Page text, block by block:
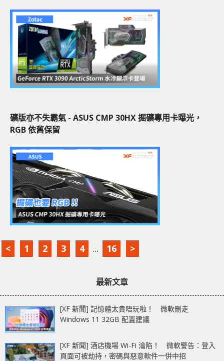
礦版亦不失霸氣 - ASUS CMP 30HX 掘礦專用卡曝光，
RGB 依舊保留
< 1 2 3 4 ... 16 >
最新文章
[XF 新聞] 記憶體太貴唔玩啦！ 微軟刪走
Windows 11 32GB 配置建議
[XF 新聞] 酒店機場 Wi-Fi 淪陷！ 微軟警告：登入
頁面可被劫持，密碼與惡意軟件一併中招